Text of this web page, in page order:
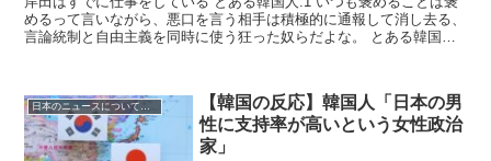
めるって言いながら、悪口を言う相手は積極的に通報して消し去る、
言論統制と自由主義を同時に使う狂った奴らだよな。 とある韓国
【韓国の反応】韓国人「日本の男
性に支持率が高いという女性政治
家」